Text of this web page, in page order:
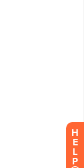
H
E
L
P